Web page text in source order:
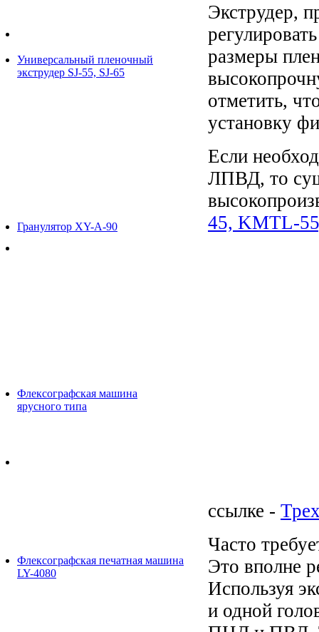
Универсальный пленочный
экструдер SJ-55, SJ-65
Гранулятор XY-A-90
Флексографская машина
ярусного типа
Флексографская печатная машина
LY-4080
Экструдер,
размеры
отметить,
установку
Если
ЛПВД, то
45, KMTL-
ссылке -
Часто
Это вполне
Используя
и одной